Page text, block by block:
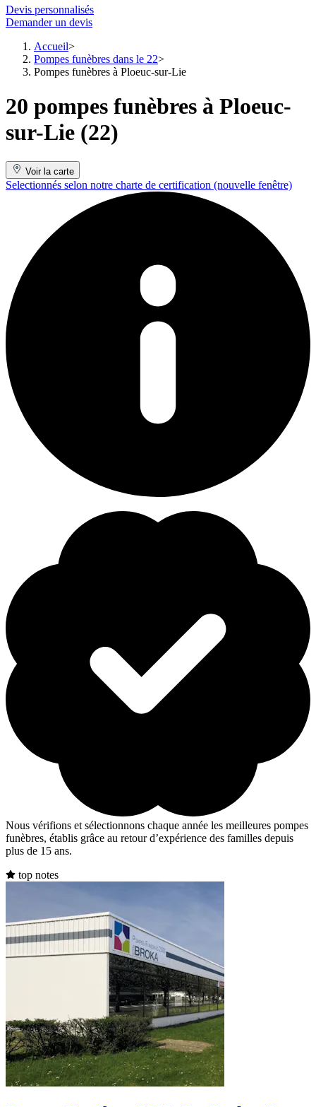
Devis personnalisés
Demander un devis
Accueil
Pompes funèbres dans le 22
Pompes funèbres à Ploeuc-sur-Lie
20 pompes funèbres à Ploeuc-
sur-Lie (22)
Voir la carte
Selectionnés selon notre charte de certification (nouvelle fenêtre)
Nous vérifions et sélectionnons chaque année les meilleures pompes
funèbres, établis grâce au retour d’expérience des familles depuis
plus de 15 ans.
top notes